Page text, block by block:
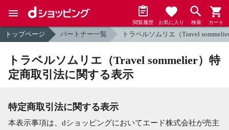
閲覧履歴 お気に入り 検索 カート
トップページ パートナー一覧 トラベルソムリエ（Travel
トラベルソムリエ（Travel sommelier）特
定商取引法に関する表示
特定商取引法に関する表示
本表示事項は、dショッピングにおいてエード株式会社が売主